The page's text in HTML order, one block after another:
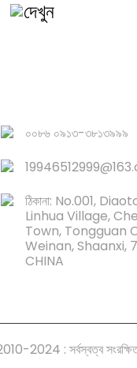
দেখুন
০০৮৬ ০৯১৩-৩৮১৩৯৯৯
ঠিকানা: No.001,
Linhua Village,
Town, Tongguan
Weinan, Shaanxi,
CHINA
2024 : সর্বস্বত্ব